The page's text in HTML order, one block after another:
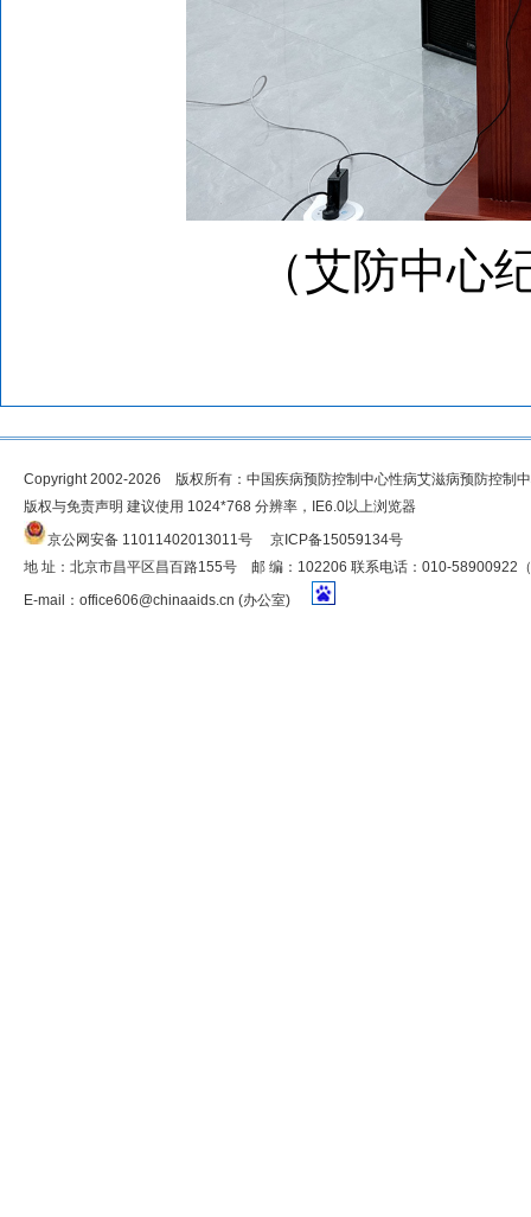
（艾防中心
Copyright 2002-2026 版权所有：中国疾病预防控制中心性病艾滋病预防控制
版权与免责声明 建议使用 1024*768 分辨率，IE6.0以上浏览器
京公网安备 11011402013011号
京ICP备15059134号
地 址：北京市昌平区昌百路155号 邮 编：102206 联系电话：010-58900922
E-mail： office606@chinaaids.cn (办公室)